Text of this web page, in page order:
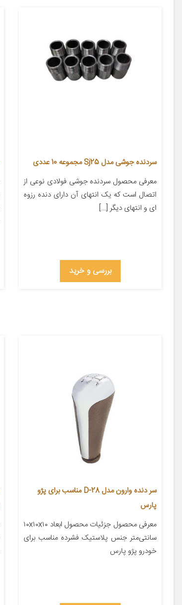
سردنده جوشی مدل Sj25 مجموعه 10 عددی
معرفی محصول سردنده جوشی فولادی نوعی از
اتصال است که یک انتهای آن دارای دنده رزوه
ای و انتهای دیگر […]
بررسی و خرید
سر دنده وارون مدل D-28 مناسب برای پژو
پارس
معرفی محصول جزئیات محصول ابعاد ۱۰x۱۰x۱۰
سانتی‌متر جنس پلاستیک فشرده مناسب برای
خودرو پژو پارس